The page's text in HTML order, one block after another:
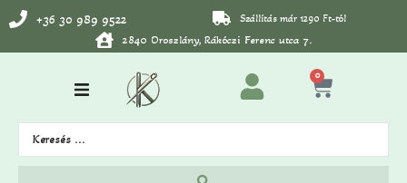
+36 30 989 9522 Szállítás már 1290 Ft-tól
2840 Oroszlány, Rákóczi Ferenc utca 7.
0